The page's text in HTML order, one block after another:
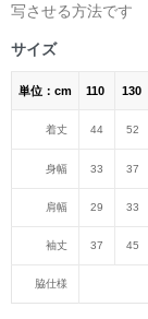
写させる方法です
サイズ
単位：cm 110 130
着丈 44 52
身幅 33 37
肩幅 29 33
袖丈 37 45
脇仕様